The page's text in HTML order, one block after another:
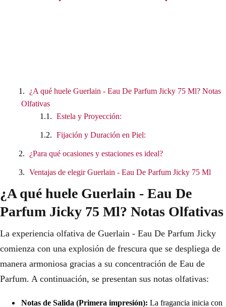
¿A qué huele Guerlain - Eau De Parfum Jicky 75 Ml? Notas
Olfativas
Estela y Proyección:
Fijación y Duración en Piel:
¿Para qué ocasiones y estaciones es ideal?
Ventajas de elegir Guerlain - Eau De Parfum Jicky 75 Ml
¿A qué huele Guerlain - Eau De
Parfum Jicky 75 Ml? Notas Olfativas
La experiencia olfativa de Guerlain - Eau De Parfum Jicky
comienza con una explosión de frescura que se despliega de
manera armoniosa gracias a su concentración de Eau de
Parfum. A continuación, se presentan sus notas olfativas:
Notas de Salida (Primera impresión): La fragancia inicia con